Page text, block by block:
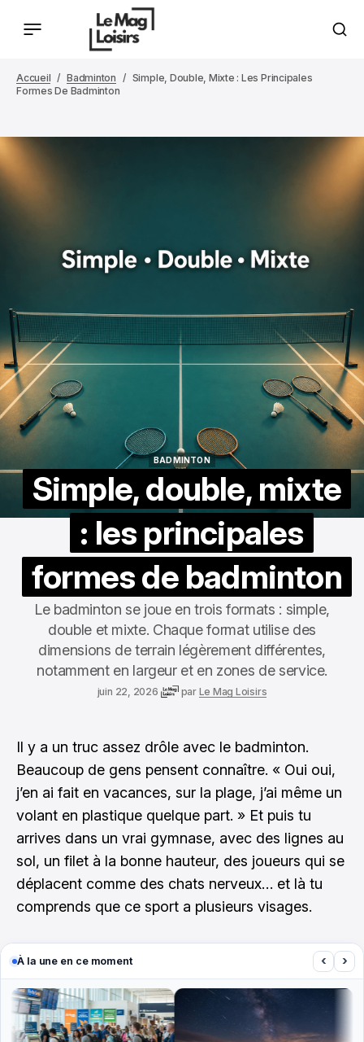
Accueil Badminton
Simple, Double, Mixte : Les Principales
Formes De Badminton
BADMINTON
Simple, double, mixte
: les principales
formes de badminton
Le badminton se joue en trois formats : simple,
double et mixte. Chaque format utilise des
dimensions de terrain légèrement différentes,
notamment en largeur et en zones de service.
juin 22, 2026 par Le Mag Loisirs
Il y a un truc assez drôle avec le badminton.
Beaucoup de gens pensent connaître. « Oui oui,
j’en ai fait en vacances, sur la plage, j’ai même un
volant en plastique quelque part. » Et puis tu
arrives dans un vrai gymnase, avec des lignes au
sol, un filet à la bonne hauteur, des joueurs qui se
déplacent comme des chats nerveux… et là tu
comprends que ce sport a plusieurs visages.
À la une en ce moment ‹ ›